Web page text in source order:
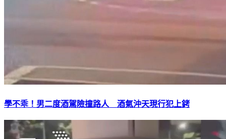
學不乖！男二度酒駕險撞路人 酒氣沖天現行犯上銬